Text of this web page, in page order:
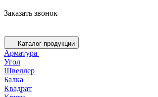
Заказать звонок
Каталог продукции
Арматура
Угол
Швеллер
Балка
Квадрат